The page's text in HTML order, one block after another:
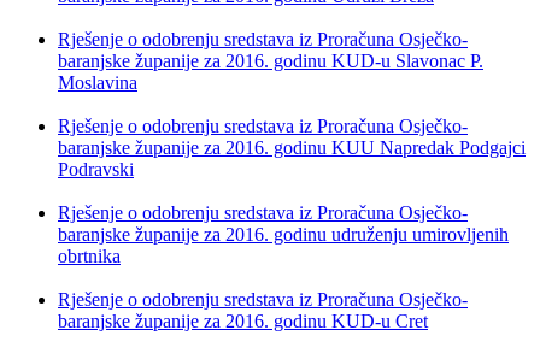
Rješenje o odobrenju sredstava iz Proračuna Osječko-
baranjske županije za 2016. godinu KUD-u Slavonac P.
Moslavina
Rješenje o odobrenju sredstava iz Proračuna Osječko-
baranjske županije za 2016. godinu KUU Napredak Podgajci
Podravski
Rješenje o odobrenju sredstava iz Proračuna Osječko-
baranjske županije za 2016. godinu udruženju umirovljenih
obrtnika
Rješenje o odobrenju sredstava iz Proračuna Osječko-
baranjske županije za 2016. godinu KUD-u Cret